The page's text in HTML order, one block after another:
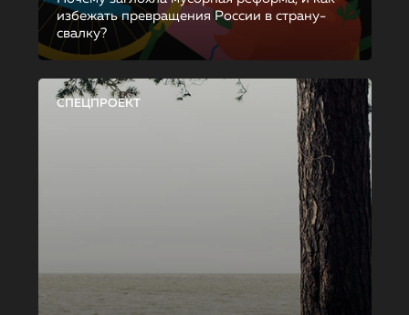
избежать превращения России в страну-
свалку?
СПЕЦПРОЕКТ